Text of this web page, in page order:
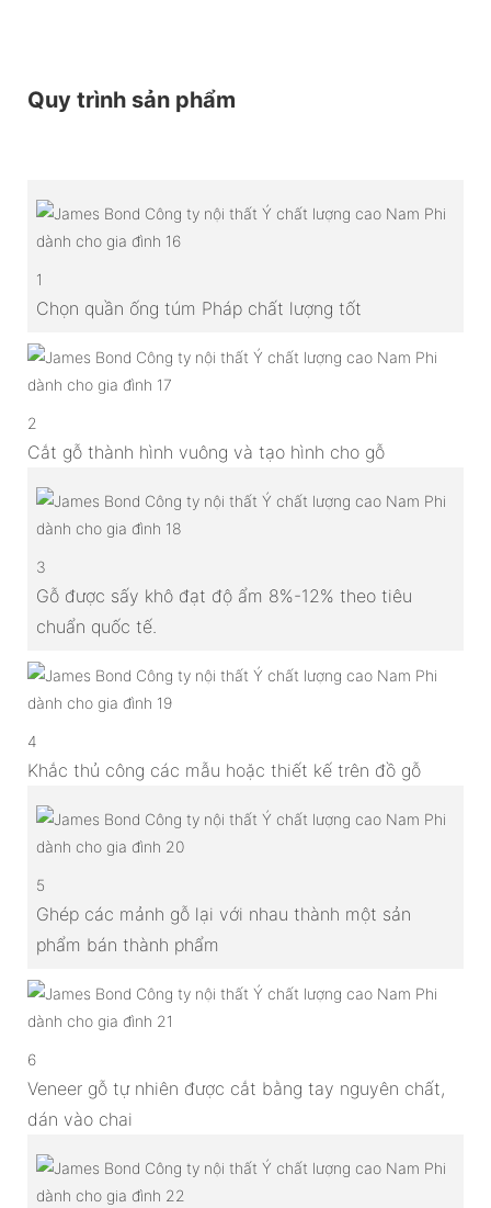
Quy trình sản phẩm
1
Chọn quần ống túm Pháp chất lượng tốt
2
Cắt gỗ thành hình vuông và tạo hình cho gỗ
3
Gỗ được sấy khô đạt độ ẩm 8%-12% theo tiêu
chuẩn quốc tế.
4
Khắc thủ công các mẫu hoặc thiết kế trên đồ gỗ
5
Ghép các mảnh gỗ lại với nhau thành một sản
phẩm bán thành phẩm
6
Veneer gỗ tự nhiên được cắt bằng tay nguyên chất,
dán vào chai